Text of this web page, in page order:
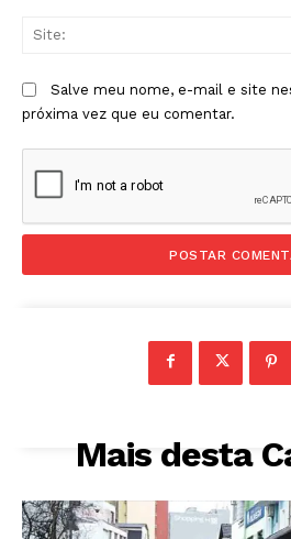
Salve meu nome, e-mail e site
próxima vez que eu comentar.
Mais desta